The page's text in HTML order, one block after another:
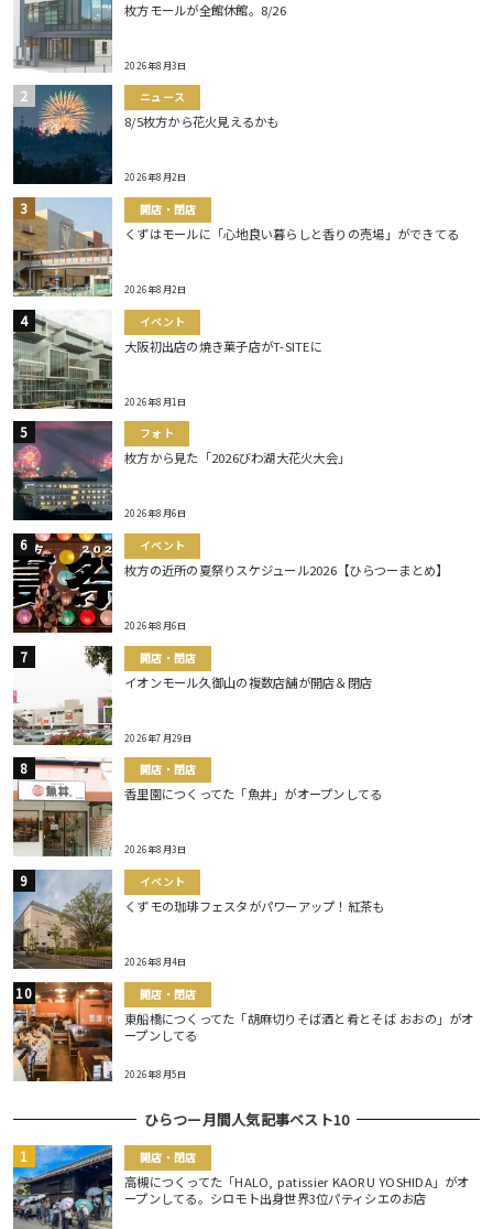
枚方モールが全館休館。8/26
2026年8月3日
ニュース
8/5枚方から花火見えるかも
2026年8月2日
開店・閉店
くずはモールに「心地良い暮らしと香りの売場」ができてる
2026年8月2日
イベント
大阪初出店の焼き菓子店がT-SITEに
2026年8月1日
フォト
枚方から見た「2026びわ湖大花火大会」
2026年8月6日
イベント
枚方の近所の夏祭りスケジュール2026【ひらつーまとめ】
2026年8月6日
開店・閉店
イオンモール久御山の複数店舗が開店＆閉店
2026年7月29日
開店・閉店
香里園につくってた「魚丼」がオープンしてる
2026年8月3日
イベント
くずモの珈琲フェスタがパワーアップ！紅茶も
2026年8月4日
開店・閉店
東船橋につくってた「胡麻切りそば酒と肴とそば おおの」がオ
ープンしてる
2026年8月5日
ひらつー月間人気記事ベスト10
開店・閉店
高槻につくってた「HALO, patissier KAORU YOSHIDA」がオ
ープンしてる。シロモト出身世界3位パティシエのお店